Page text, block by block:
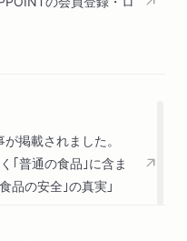
ント大国米国で起こった
リメント・伝統的ハーブ
プロバイオティクス―発
クスへの逆風／マイクロ
ュラルヘルス製品／新規
れている食品
掲載されました。
｢普通の食品｣に含ま
の安全｣の真実」